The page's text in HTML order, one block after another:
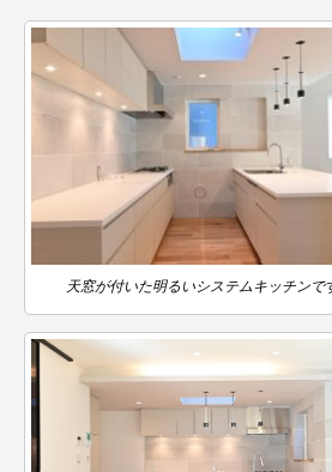
天窓が付いた明るいシステムキッチンで